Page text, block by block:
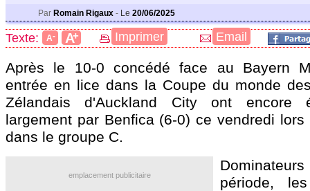
Par Romain Rigaux - Le 20/06/2025
Texte: A- A+ Imprimer Email
Après le 10-0 concédé face au Bayern
entrée en lice dans la Coupe du monde
Zélandais d'Auckland City ont encore
largement par Benfica (6-0) ce vendredi
dans le groupe C.
emplacement publicitaire
période,